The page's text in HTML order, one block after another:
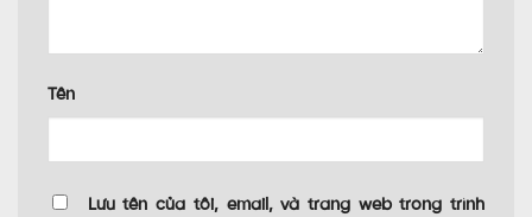
Tên
Lưu tên của tôi, email, và trang web trong trình